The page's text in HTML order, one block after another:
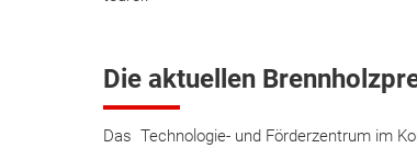
Die aktuellen
Das Technologie- und Förderzentrum im